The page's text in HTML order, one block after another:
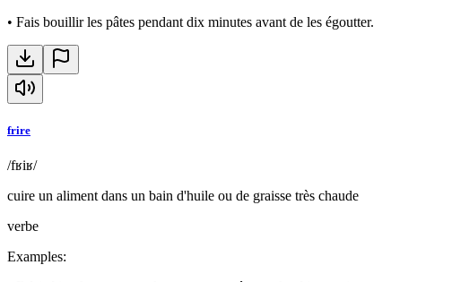
• Fais bouillir les pâtes pendant dix minutes avant de les égoutter.
frire
/fʁiʁ/
cuire un aliment dans un bain d'huile ou de graisse très chaude
verbe
Examples: